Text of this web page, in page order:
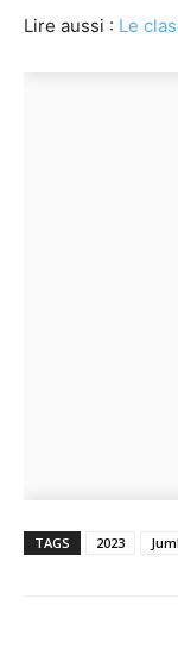
Lire aussi : Le
TAGS 2023